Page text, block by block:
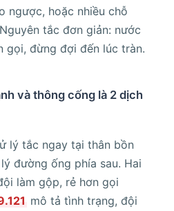
ngược, hoặc nhiều chỗ
tắc đơn giản: nước
gọi, đừng đợi đến lúc tràn.
và thông cống là 2 dịch
lý tắc ngay tại thân bồn
đường ống phía sau. Hai
làm gộp, rẻ hơn gọi
mô tả tình trạng, đội